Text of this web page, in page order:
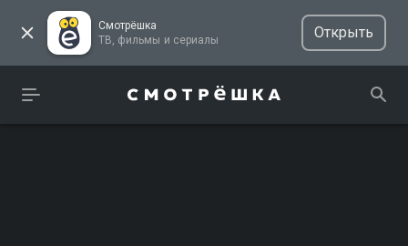
Смотрёшка
ТВ, фильмы и сериалы
Открыть